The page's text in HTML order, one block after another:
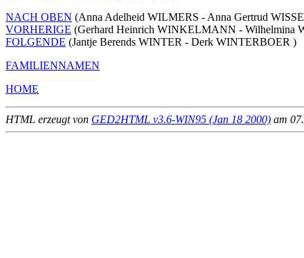
NACH OBEN (Anna Adelheid WILMERS - Anna Gertrud
VORHERIGE (Gerhard Heinrich WINKELMANN - Wilhelmina
FOLGENDE (Jantje Berends WINTER - Derk WINTERBOER )
FAMILIENNAMEN
HOME
HTML erzeugt von GED2HTML v3.6-WIN95 (Jan 18 2000) am